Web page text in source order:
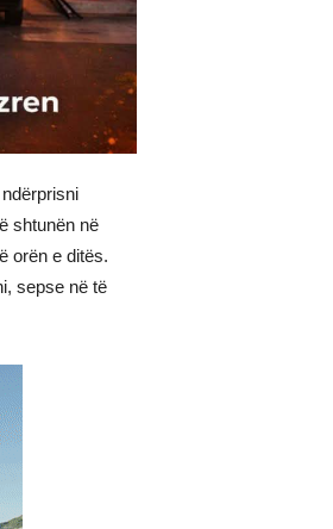
shtunën në
orën e ditës.
sepse në të